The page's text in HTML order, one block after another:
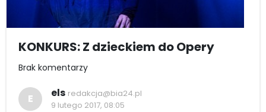
KONKURS: Z dzieckiem do Opery
Brak komentarzy
E els redakcja@bia24.pl
9 lutego 2017, 08:05